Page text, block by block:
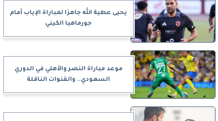
يحيى عطية الله جاهزا لمباراة الإياب أمام
جورماهيا الكيني
موعد مباراة النصر والأهلي في الدوري
السعودي.. والقنوات الناقلة